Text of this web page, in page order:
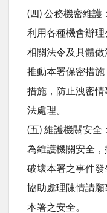
(四) 公務機密維護：
利用各種機會辦
相關法令及具體做
推動本署保密措
措施，防止洩密
法處理。
(五) 維護機關安全：
為維護機關安全
破壞本署之事件發
協助處理陳情請
本署之安全。